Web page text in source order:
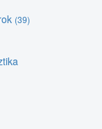
(39)